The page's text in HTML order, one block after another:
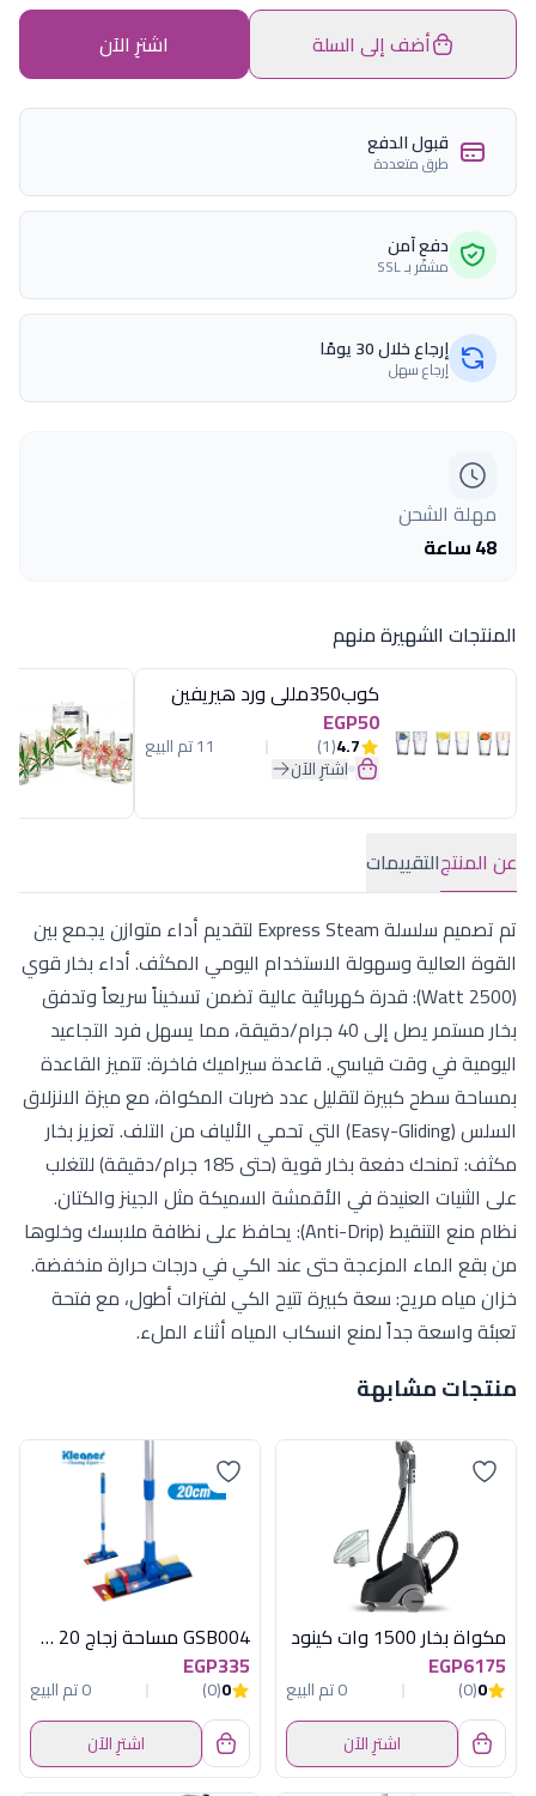
أضف إلى السلة اشترِ الآن
قبول الدفع
طرق متعددة
دفع آمن
مشفّر بـ SSL
إرجاع خلال 30 يومًا
إرجاع سهل
مهلة الشحن
48 ساعة
المنتجات الشهيرة منهم
كوب350مللى ورد هيريفين
EGP50
4.7
(1) 11 تم البيع
اشترِ الآن
عن المنتجالتقييمات
تم تصميم سلسلة Express Steam لتقديم أداء متوازن يجمع بين
القوة العالية وسهولة الاستخدام اليومي المكثف. أداء بخار قوي
(2500 Watt): قدرة كهربائية عالية تضمن تسخيناً سريعاً وتدفق
بخار مستمر يصل إلى 40 جرام/دقيقة، مما يسهل فرد التجاعيد
اليومية في وقت قياسي. قاعدة سيراميك فاخرة: تتميز القاعدة
بمساحة سطح كبيرة لتقليل عدد ضربات المكواة، مع ميزة الانزلاق
السلس (Easy-Gliding) التي تحمي الألياف من التلف. تعزيز بخار
مكثف: تمنحك دفعة بخار قوية (حتى 185 جرام/دقيقة) للتغلب
على الثنيات العنيدة في الأقمشة السميكة مثل الجينز والكتان.
نظام منع التنقيط (Anti-Drip): يحافظ على نظافة ملابسك وخلوها
من بقع الماء المزعجة حتى عند الكي في درجات حرارة منخفضة.
خزان مياه مريح: سعة كبيرة تتيح الكي لفترات أطول، مع فتحة
تعبئة واسعة جداً لمنع انسكاب المياه أثناء الملء.
منتجات مشابهة
مكواة بخار 1500 وات كينود
EGP6175
0
(0)
0 تم البيع
اشترِ الآن
GSB004 مساحة زجاج 20 سم كلينر
EGP335
0
(0)
0 تم البيع
اشترِ الآن